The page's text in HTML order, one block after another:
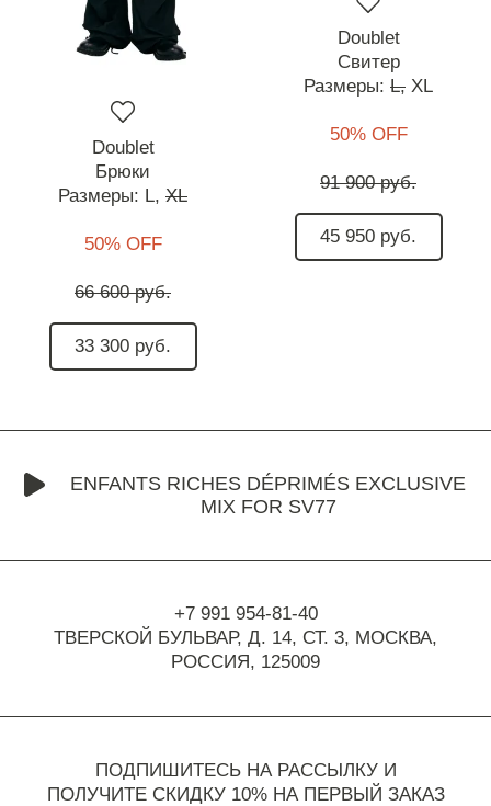
Doublet
Брюки
Размеры: L, XL
50% OFF
66 600 руб.
33 300 руб.
Doublet
Свитер
Размеры: L, XL
50% OFF
91 900 руб.
45 950 руб.
ENFANTS RICHES DÉPRIMÉS EXCLUSIVE
MIX FOR SV77
+7 991 954-81-40
ТВЕРСКОЙ БУЛЬВАР, Д. 14, СТ. 3, МОСКВА,
РОССИЯ, 125009
ПОДПИШИТЕСЬ НА РАССЫЛКУ И
ПОЛУЧИТЕ СКИДКУ 10% НА ПЕРВЫЙ ЗАКАЗ